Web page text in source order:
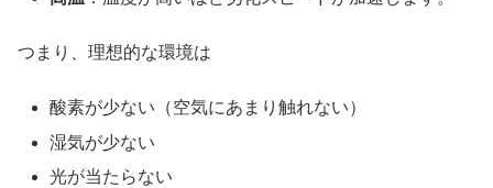
つまり、理想的な環境は
酸素が少ない（空気にあまり触れない）
湿気が少ない
光が当たらない